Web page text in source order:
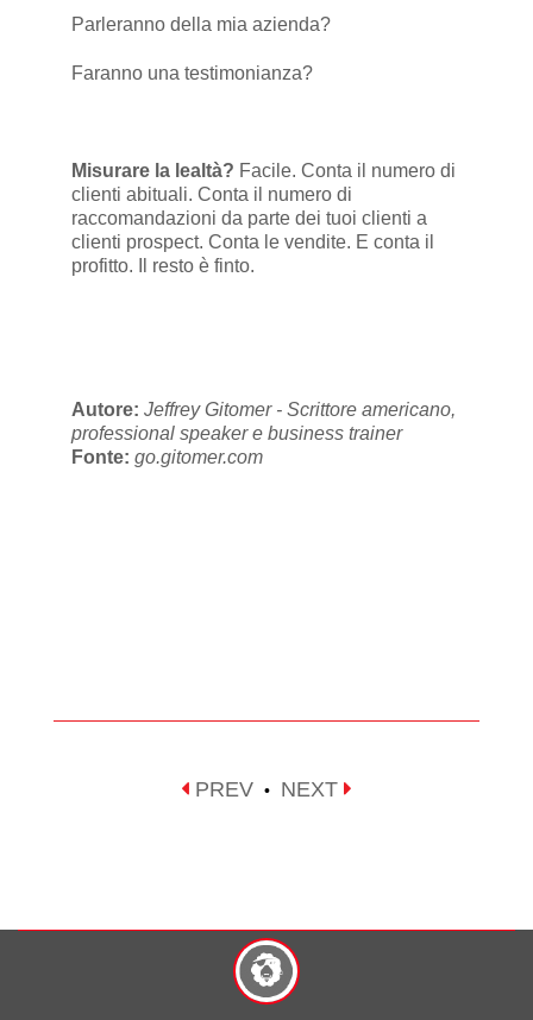
Parleranno della mia azienda?
Faranno una testimonianza?
Misurare la lealtà? Facile. Conta il numero di
clienti abituali. Conta il numero di
raccomandazioni da parte dei tuoi clienti a
clienti prospect. Conta le vendite. E conta il
profitto. Il resto è finto.
Autore: Jeffrey Gitomer - Scrittore americano,
professional speaker e business trainer
Fonte: go.gitomer.com
PREV • NEXT